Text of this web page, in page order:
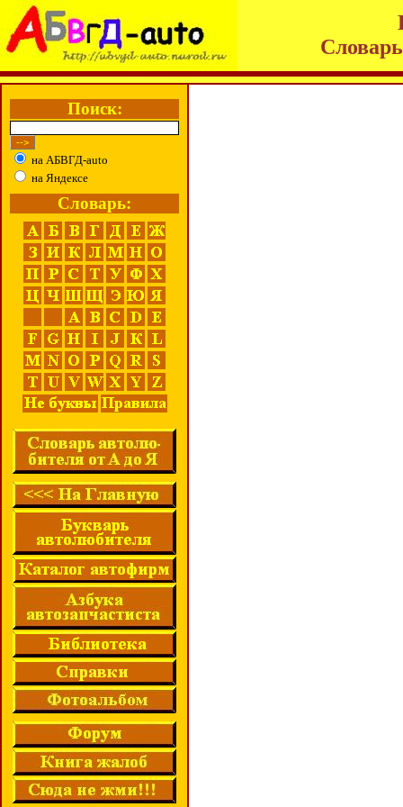
Поиск:
на АБВГД-auto
на Яндексе
Словарь: